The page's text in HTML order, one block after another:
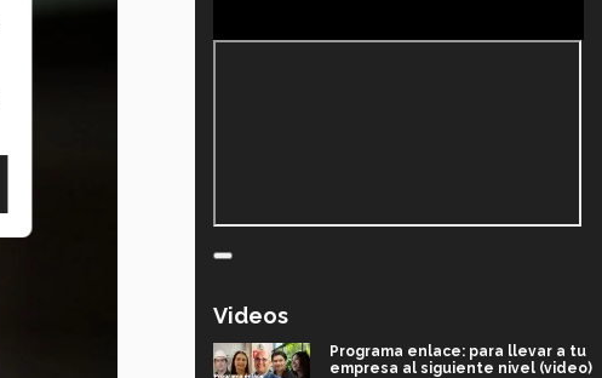
Videos
Programa enlace: para llevar a tu
empresa al siguiente nivel (video)